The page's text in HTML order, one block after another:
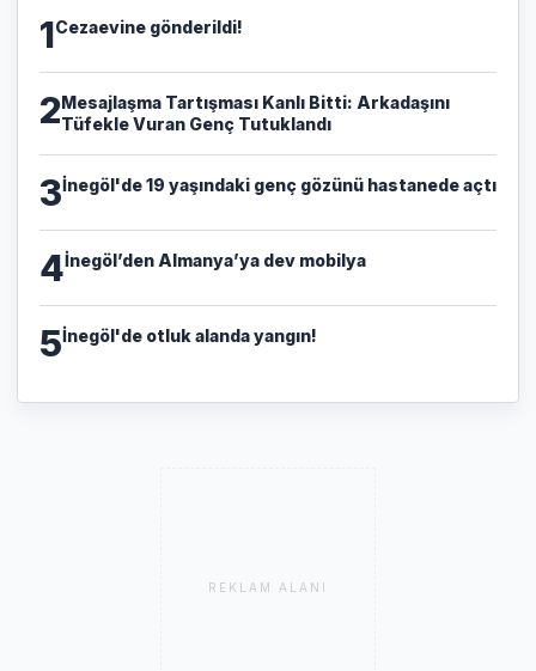
1Cezaevine gönderildi!
2​Mesajlaşma Tartışması Kanlı Bitti: Arkadaşını
Tüfekle Vuran Genç Tutuklandı
3İnegöl'de 19 yaşındaki genç gözünü hastanede açtı
4İnegöl’den Almanya’ya dev mobilya
5İnegöl'de otluk alanda yangın!
REKLAM ALANI